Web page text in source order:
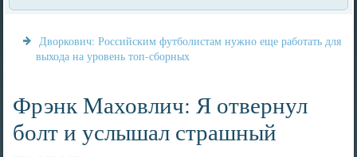
Дворкович: Российским футболистам нужно еще работать для
выхода на уровень топ-сборных
Фрэнк Маховлич: Я отвернул
болт и услышал страшный